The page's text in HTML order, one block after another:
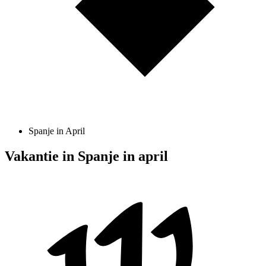
Spanje in April
Vakantie in Spanje in april